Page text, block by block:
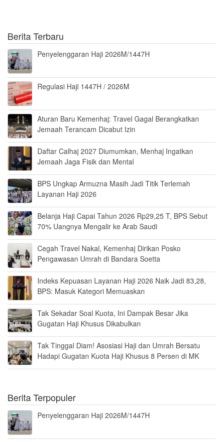
Berita Terbaru
Penyelenggaran Haji 2026M/1447H
Regulasi Haji 1447H / 2026M
Aturan Baru Kemenhaj: Travel Gagal Berangkatkan
Jemaah Terancam Dicabut Izin
Daftar Calhaj 2027 Diumumkan, Menhaj Ingatkan
Jemaah Jaga Fisik dan Mental
BPS Ungkap Armuzna Masih Jadi Titik Terlemah
Layanan Haji 2026
Belanja Haji Capai Tahun 2026 Rp29,25 T, BPS Sebut
70% Uangnya Mengalir ke Arab Saudi
Cegah Travel Nakal, Kemenhaj Dirikan Posko
Pengawasan Umrah di Bandara Soetta
Indeks Kepuasan Layanan Haji 2026 Naik Jadi 83,28,
BPS: Masuk Kategori Memuaskan
Tak Sekadar Soal Kuota, Ini Dampak Besar Jika
Gugatan Haji Khusus Dikabulkan
Tak Tinggal Diam! Asosiasi Haji dan Umrah Bersatu
Hadapi Gugatan Kuota Haji Khusus 8 Persen di MK
Berita Terpopuler
Penyelenggaran Haji 2026M/1447H